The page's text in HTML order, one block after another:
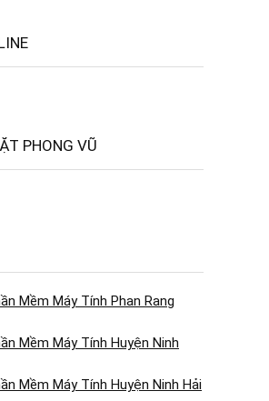
PHONG VŨ
Mềm Máy Tính Phan Rang
Mềm Máy Tính Huyện Ninh
Mềm Máy Tính Huyện Ninh Hải